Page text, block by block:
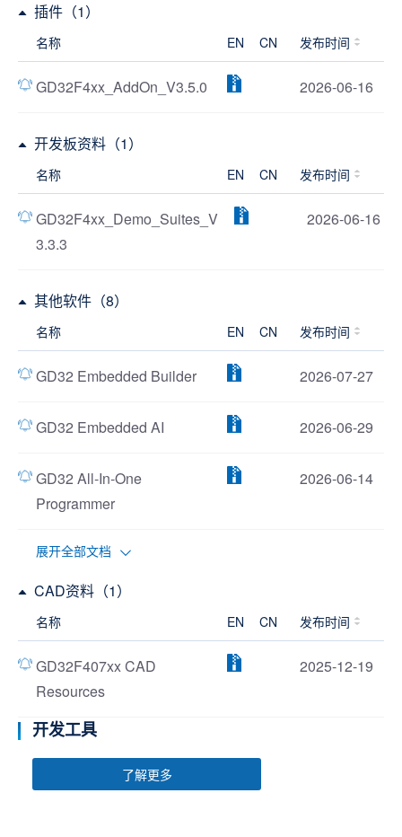
插件（1）
名称 EN CN 发布时间
GD32F4xx_AddOn_V3.5.0 2026-06-16
开发板资料（1）
名称 EN CN 发布时间
GD32F4xx_Demo_Suites_V
3.3.3
2026-06-16
其他软件（8）
名称 EN CN 发布时间
GD32 Embedded Builder 2026-07-27
GD32 Embedded AI 2026-06-29
GD32 All-In-One
Programmer
2026-06-14
展开全部文档
CAD资料（1）
名称 EN CN 发布时间
GD32F407xx CAD
Resources
2025-12-19
开发工具
了解更多